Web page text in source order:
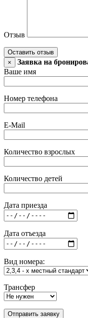
Отзыв
Оставить отзыв
×
Заявка на
Ваше имя
Номер телефона
E-Mail
Количество взрослых
Количество детей
Дата приезда
Дата отъезда
Вид номера:
Трансфер
Отправить заявку